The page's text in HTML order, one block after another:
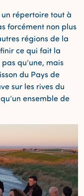
répertoire tout à
forcément non plus
régions de la
ce qui fait la
qu’une, mais
du Pays de
sur les rives du
ensemble de